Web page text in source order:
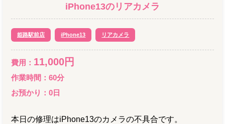
iPhone13の リアカメラ
姫路駅前店 iPhone13 リアカメラ
費用： 11,000円
作業時間：60分
お預かり：0 日
本日の修理はiPhone13のカメラの不具合です。